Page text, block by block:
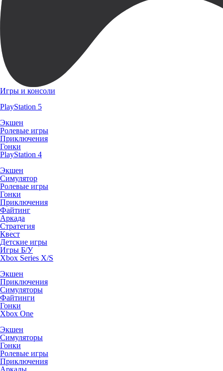
Игры и консоли
PlayStation 5
Экшен
Ролевые игры
Приключения
Гонки
PlayStation 4
Экшен
Симулятор
Ролевые игры
Гонки
Приключения
Файтинг
Аркада
Стратегия
Квест
Детские игры
Игры Б/У
Xbox Series X/S
Экшен
Приключения
Симуляторы
Файтинги
Гонки
Xbox One
Экшен
Симуляторы
Гонки
Ролевые игры
Приключения
Аркады